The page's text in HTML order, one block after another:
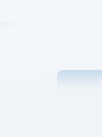
per il caffè